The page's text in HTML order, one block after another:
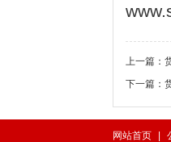
上一篇：
下一篇：
网站首页